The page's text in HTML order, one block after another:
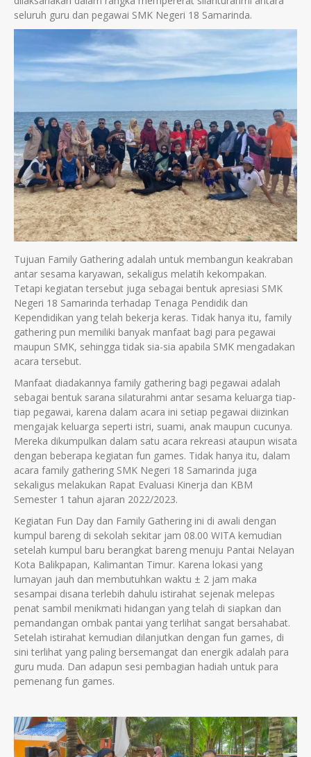
seluruh guru dan pegawai SMK Negeri 18 Samarinda.
Tujuan Family Gathering adalah untuk membangun keakraban
antar sesama karyawan, sekaligus melatih kekompakan.
Tetapi kegiatan tersebut juga sebagai bentuk apresiasi SMK
Negeri 18 Samarinda terhadap Tenaga Pendidik dan
Kependidikan yang telah bekerja keras. Tidak hanya itu, family
gathering pun memiliki banyak manfaat bagi para pegawai
maupun SMK, sehingga tidak sia-sia apabila SMK mengadakan
acara tersebut.
Manfaat diadakannya family gathering bagi pegawai adalah
sebagai bentuk sarana silaturahmi antar sesama keluarga tiap-
tiap pegawai, karena dalam acara ini setiap pegawai diizinkan
mengajak keluarga seperti istri, suami, anak maupun cucunya.
Mereka dikumpulkan dalam satu acara rekreasi ataupun wisata
dengan beberapa kegiatan fun games. Tidak hanya itu, dalam
acara family gathering SMK Negeri 18 Samarinda juga
sekaligus melakukan Rapat Evaluasi Kinerja dan KBM
Semester 1 tahun ajaran 2022/2023.
Kegiatan Fun Day dan Family Gathering ini di awali dengan
kumpul bareng di sekolah sekitar jam 08.00 WITA kemudian
setelah kumpul baru berangkat bareng menuju Pantai Nelayan
Kota Balikpapan, Kalimantan Timur. Karena lokasi yang
lumayan jauh dan membutuhkan waktu ± 2 jam maka
sesampai disana terlebih dahulu istirahat sejenak melepas
penat sambil menikmati hidangan yang telah di siapkan dan
pemandangan ombak pantai yang terlihat sangat bersahabat.
Setelah istirahat kemudian dilanjutkan dengan fun games, di
sini terlihat yang paling bersemangat dan energik adalah para
guru muda. Dan adapun sesi pembagian hadiah untuk para
pemenang fun games.